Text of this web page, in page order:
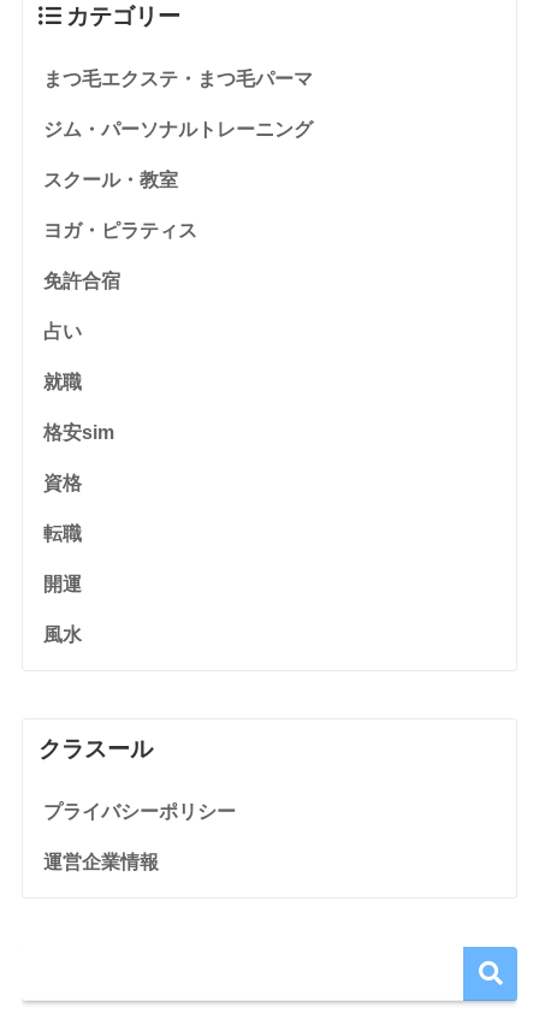
カテゴリー
まつ毛エクステ・まつ毛パーマ
ジム・パーソナルトレーニング
スクール・教室
ヨガ・ピラティス
免許合宿
占い
就職
格安sim
資格
転職
開運
風水
クラスール
プライバシーポリシー
運営企業情報